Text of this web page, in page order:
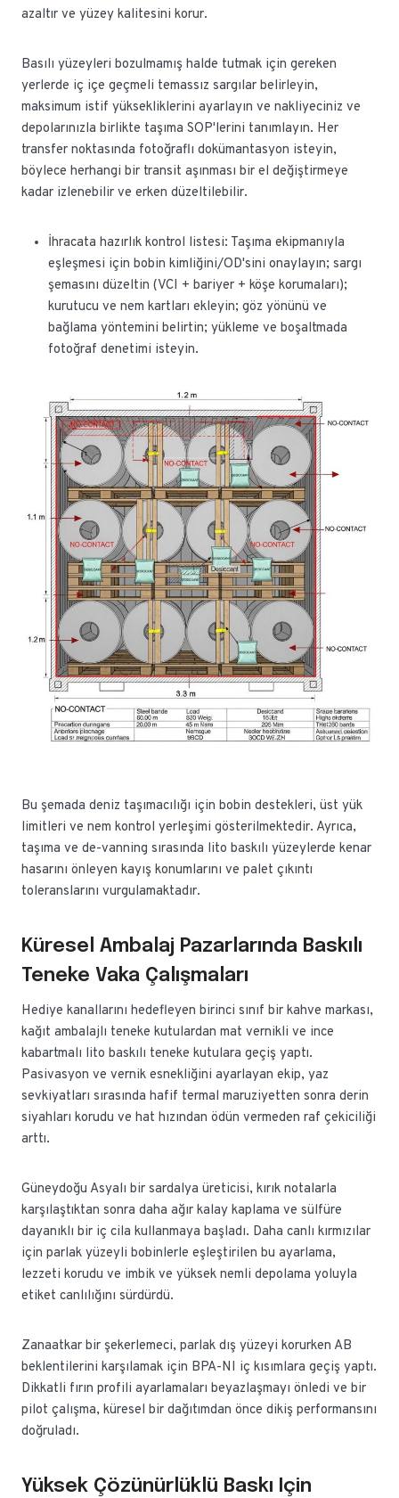
azaltır ve yüzey kalitesini korur.
Basılı yüzeyleri bozulmamış halde tutmak için gereken
yerlerde iç içe geçmeli temassız sargılar belirleyin,
maksimum istif yüksekliklerini ayarlayın ve nakliyeciniz ve
depolarınızla birlikte taşıma SOP'lerini tanımlayın. Her
transfer noktasında fotoğraflı dokümantasyon isteyin,
böylece herhangi bir transit aşınması bir el değiştirmeye
kadar izlenebilir ve erken düzeltilebilir.
İhracata hazırlık kontrol listesi: Taşıma ekipmanıyla
eşleşmesi için bobin kimliğini/OD'sini onaylayın; sargı
şemasını düzeltin (VCI + bariyer + köşe korumaları);
kurutucu ve nem kartları ekleyin; göz yönünü ve
bağlama yöntemini belirtin; yükleme ve boşaltmada
fotoğraf denetimi isteyin.
Bu şemada deniz taşımacılığı için bobin destekleri, üst yük
limitleri ve nem kontrol yerleşimi gösterilmektedir. Ayrıca,
taşıma ve de-vanning sırasında lito baskılı yüzeylerde kenar
hasarını önleyen kayış konumlarını ve palet çıkıntı
toleranslarını vurgulamaktadır.
Küresel Ambalaj Pazarlarında Baskılı
Teneke Vaka Çalışmaları
Hediye kanallarını hedefleyen birinci sınıf bir kahve markası,
kağıt ambalajlı teneke kutulardan mat vernikli ve ince
kabartmalı lito baskılı teneke kutulara geçiş yaptı.
Pasivasyon ve vernik esnekliğini ayarlayan ekip, yaz
sevkiyatları sırasında hafif termal maruziyetten sonra derin
siyahları korudu ve hat hızından ödün vermeden raf çekiciliği
arttı.
Güneydoğu Asyalı bir sardalya üreticisi, kırık notalarla
karşılaştıktan sonra daha ağır kalay kaplama ve sülfüre
dayanıklı bir iç cila kullanmaya başladı. Daha canlı kırmızılar
için parlak yüzeyli bobinlerle eşleştirilen bu ayarlama,
lezzeti korudu ve imbik ve yüksek nemli depolama yoluyla
etiket canlılığını sürdürdü.
Zanaatkar bir şekerlemeci, parlak dış yüzeyi korurken AB
beklentilerini karşılamak için BPA-NI iç kısımlara geçiş yaptı.
Dikkatli fırın profili ayarlamaları beyazlaşmayı önledi ve bir
pilot çalışma, küresel bir dağıtımdan önce dikiş performansını
doğruladı.
Yüksek Çözünürlüklü Baskı Için